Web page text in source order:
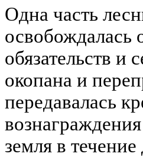
Одна часть
освобождалась
обязательств и
окопана и
передавалась
земля в